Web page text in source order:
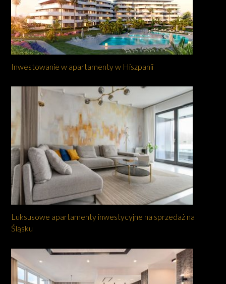
Inwestowanie w apartamenty w Hiszpanii
Luksusowe apartamenty inwestycyjne na sprzedaż na
Śląsku